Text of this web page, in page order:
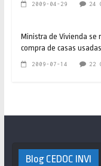
2009-04-29 24
Ministra de Vivienda se
compra de casas usadas
2009-07-14 22
Blog CEDOC INVI